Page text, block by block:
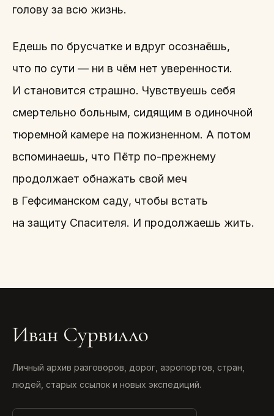
голову за всю жизнь.
Едешь по брусчатке и вдруг осознаёшь,
что по сути — ни в чём нет уверенности.
И становится страшно. Чувствуешь себя
смертельно больным, сидящим в одиночной
тюремной камере на пожизненном. А потом
вспоминаешь, что Пётр по-прежнему
продолжает обнажать свой меч
в Гефсиманском саду, чтобы встать
на защиту Спасителя. И продолжаешь жить.
Иван Сурвилло
Личный архив разговоров, дорог, аэропортов, стран,
людей, старых ссылок и новых экспедиций.